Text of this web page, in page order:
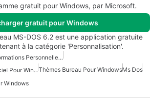
gratuit pour Windows, par Microsoft.
gratuit pour Windows
MS-DOS 6.2 est une application gratuite
à la catégorie 'Personnalisation'.
Gestion Des Informations Personnelles Gratuite Pour Windows
Téléchargement De Logiciel Pour WindowsThèmes Bureau Pour WindowsMs Dos
Windows